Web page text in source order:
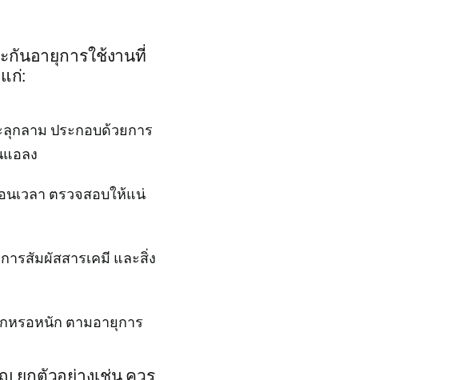
กันอายุการใช้งานที่
ก่:
กลาม ประกอบด้วยการ
อลง
เวลา ตรวจสอบให้แน่
รสัมผัสสารเคมี และสิ่ง
หรอหนัก ตามอายุการ
ยกตัวอย่างเช่น ควร